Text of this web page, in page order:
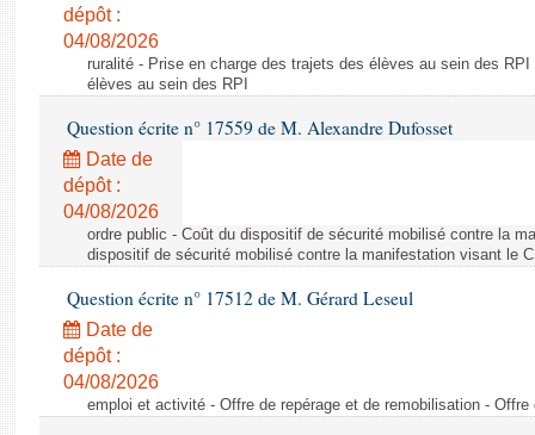
dépôt :
04/08/2026
ruralité - Prise en charge des trajets des élèves au sein des
élèves au sein des RPI
Question écrite n° 17559 de M. Alexandre Dufosset
Date de
dépôt :
04/08/2026
ordre public - Coût du dispositif de sécurité mobilisé contre la
dispositif de sécurité mobilisé contre la manifestation visant le
Question écrite n° 17512 de M. Gérard Leseul
Date de
dépôt :
04/08/2026
emploi et activité - Offre de repérage et de remobilisation -